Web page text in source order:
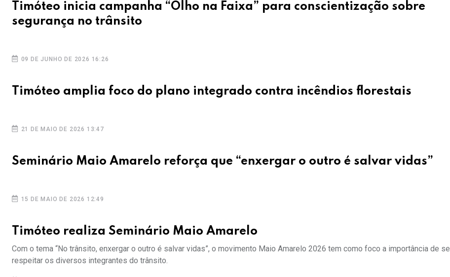
Timóteo inicia campanha “Olho na Faixa” para conscientização sobre
segurança no trânsito
09 DE JUNHO DE 2026 16:26
Timóteo amplia foco do plano integrado contra incêndios florestais
21 DE MAIO DE 2026 13:47
Seminário Maio Amarelo reforça que “enxergar o outro é salvar vidas”
15 DE MAIO DE 2026 12:49
Timóteo realiza Seminário Maio Amarelo
Com o tema “No trânsito, enxergar o outro é salvar vidas”, o movimento Maio Amarelo 2026 tem como foco a importância de se
respeitar os diversos integrantes do trânsito.